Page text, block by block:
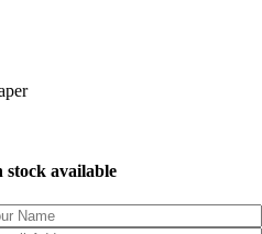
stock available